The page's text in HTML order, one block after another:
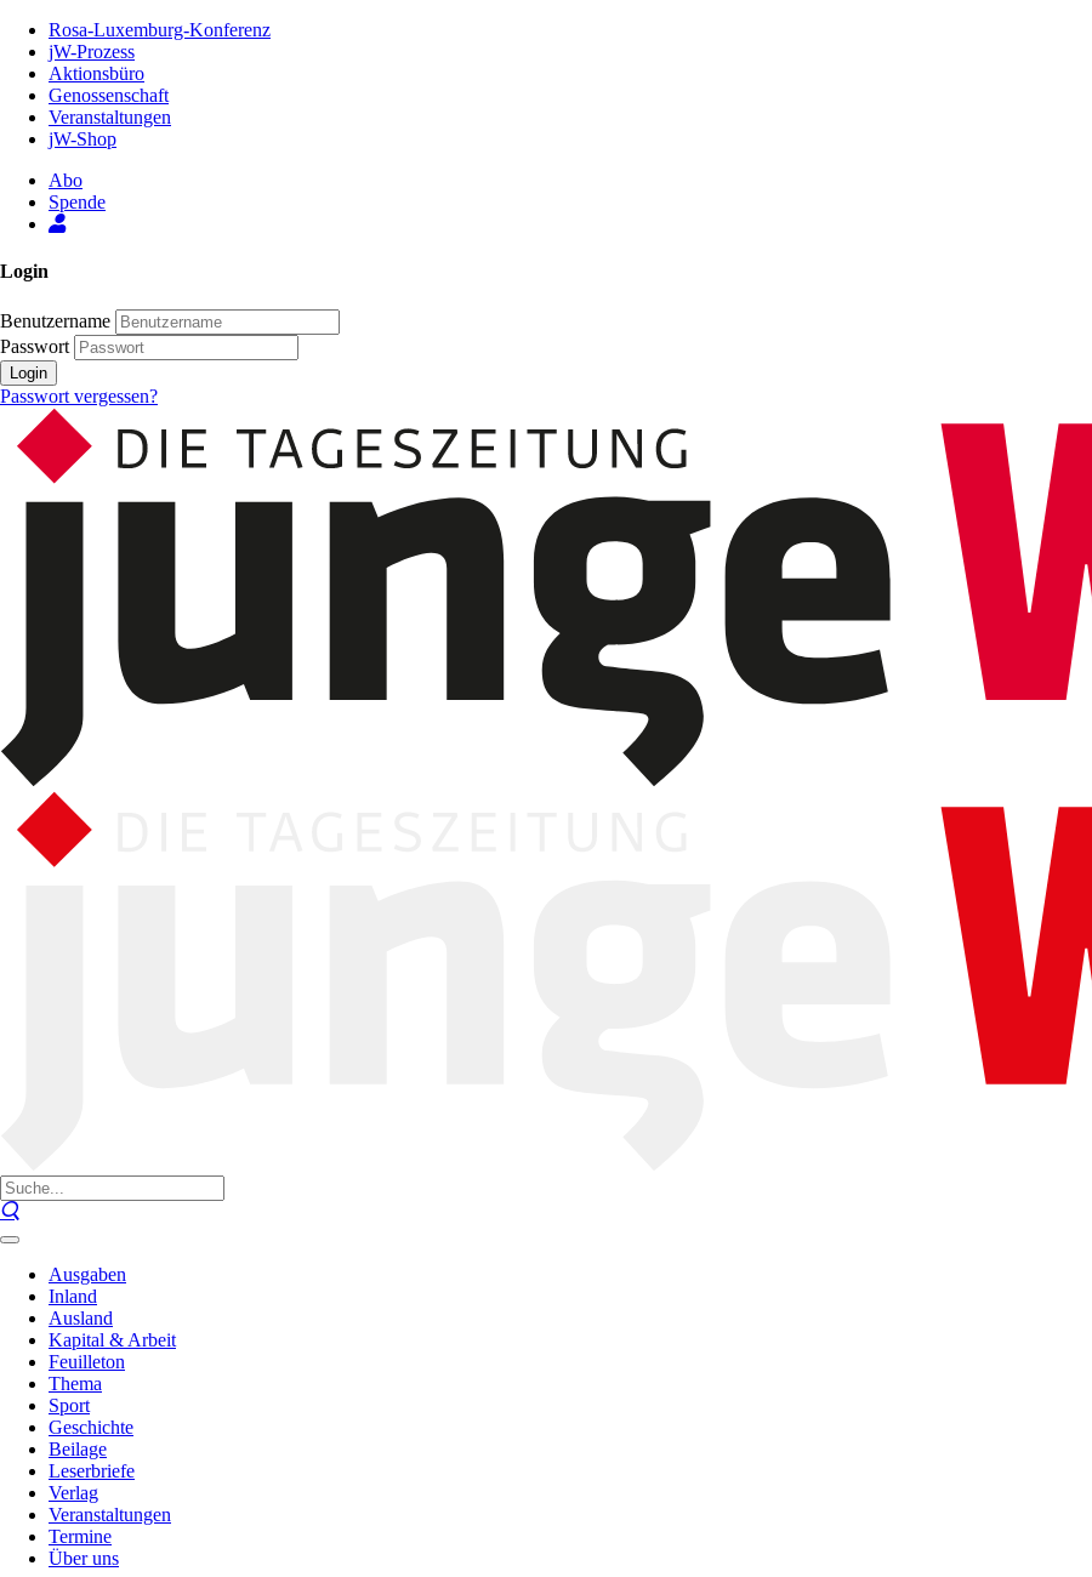
Inhalt
Seite
Rosa-Luxemburg-Konferenz
jW-Prozess
Aktionsbüro
Genossenschaft
Veranstaltungen
jW-Shop
Abo
Spende
Login
Benutzername
Passwort
Login
Passwort vergessen?
Ausgaben
Inland
Ausland
Kapital & Arbeit
Feuilleton
Thema
Sport
Geschichte
Beilage
Leserbriefe
Verlag
Veranstaltungen
Termine
Über uns